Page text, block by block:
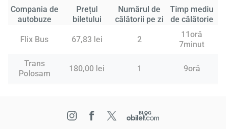
Compania de
autobuze
Prețul
biletului
Numărul de
călătorii pe zi
Timp mediu
de călătorie
Flix Bus 67,83 lei 2
11oră
7minut
Trans
Polosam
180,00 lei 1 9oră